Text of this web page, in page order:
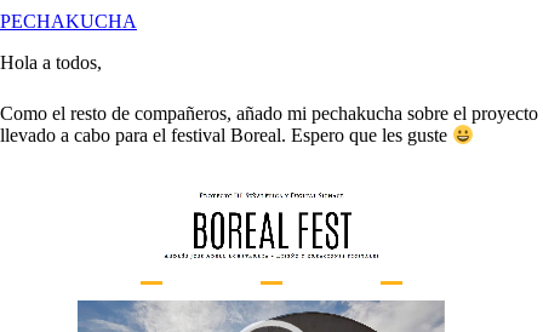
PECHAKUCHA
Hola a todos,
Como el resto de compañeros, añado mi pechakucha sobre el proyecto
llevado a cabo para el festival Boreal. Espero que les guste